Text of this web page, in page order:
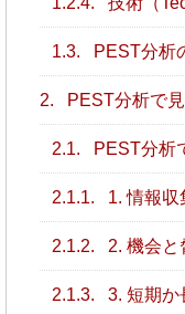
1.3. PEST分析
2. PEST分析で
2.1. PEST分析
2.1.1. 1. 情報収
2.1.2. 2. 機会と
2.1.3. 3. 短期か